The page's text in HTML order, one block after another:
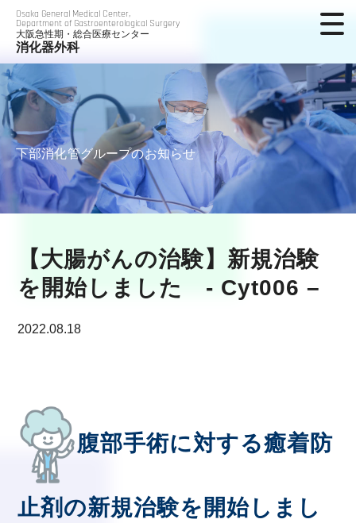
Osaka General Medical Center,
Department of Gastroenterological Surgery
大阪急性期・総合医療センター
消化器外科
下部消化管グループのお知らせ
【大腸がんの治験】新規治験
を開始しました - Cyt006 –
2022.08.18
腹部手術に対する癒着防
止剤の新規治験を開始しまし